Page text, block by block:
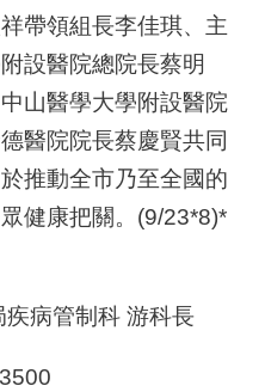
帶領組長李佳琪、主
設醫院總院長蔡明
山醫學大學附設醫院
醫院院長蔡慶賢共同
推動全市乃至全國的
健康把關。(9/23*8)*
病管制科 游科長